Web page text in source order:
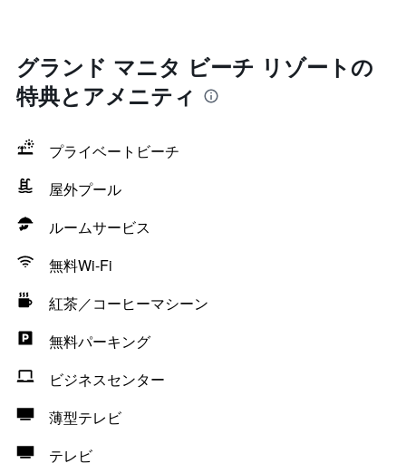
グランド マニタ ビーチ リゾートの
特典とアメニティ
プライベートビーチ
屋外プール
ルームサービス
無料Wi-Fi
紅茶／コーヒーマシーン
無料パーキング
ビジネスセンター
薄型テレビ
テレビ